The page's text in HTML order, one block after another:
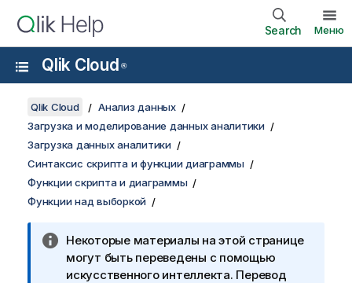
Search Меню
Qlik Cloud ®
Qlik Cloud
Анализ данных
Загрузка и моделирование данных аналитики
Загрузка данных аналитики
Синтаксис скрипта и функции диаграммы
Функции скрипта и диаграммы
Функции над выборкой
Некоторые материалы на этой странице
могут быть переведены с помощью
искусственного интеллекта. Перевод